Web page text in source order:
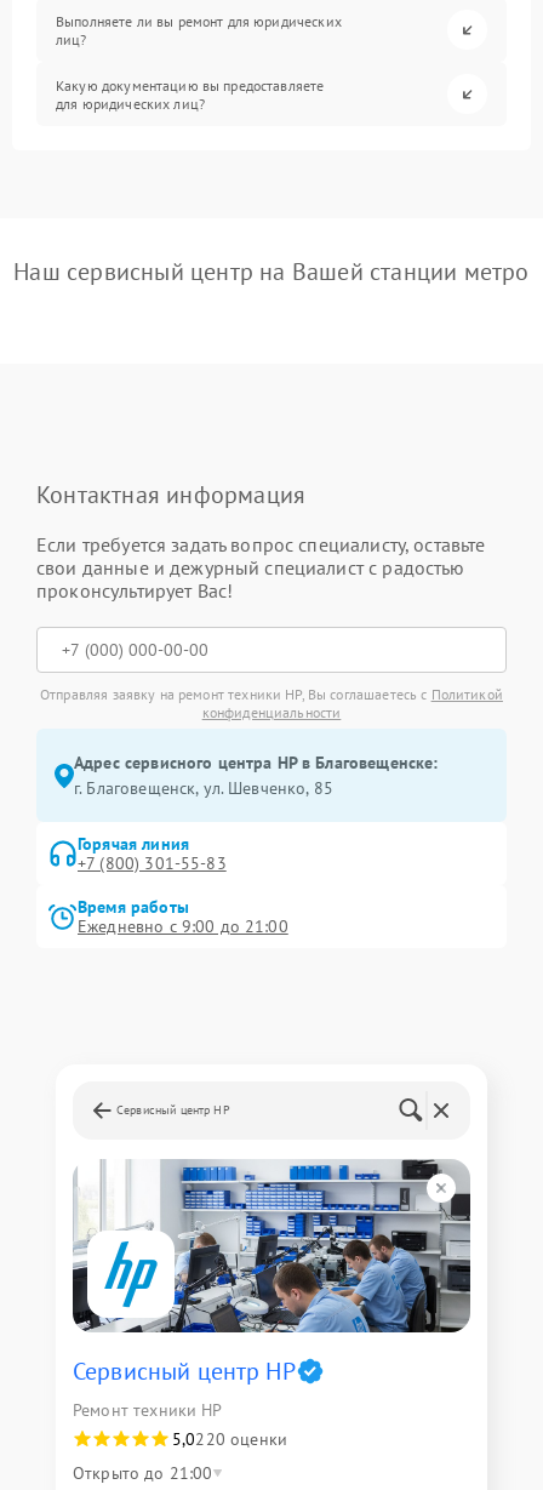
Выполняете ли вы ремонт для юридических
лиц?
Какую документацию вы предоставляете
для юридических лиц?
Наш сервисный центр на Вашей станции метро
Контактная информация
Если требуется задать вопрос специалисту, оставьте
свои данные и дежурный специалист с радостью
проконсультирует Вас!
Отправляя заявку на ремонт техники HP, Вы соглашаетесь с Политикой
конфиденциальности
Адрес сервисного центра HP в Благовещенске:
г. Благовещенск, ул. Шевченко, 85
Горячая линия
+7 (800) 301-55-83
Время работы
Ежедневно с 9:00 до 21:00
Сервисный центр HP
Сервисный центр HP
Ремонт техники HP
5,0220 оценки
Открыто до 21:00